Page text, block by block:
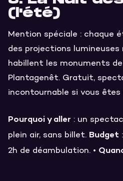
(l'été)
Mention spéciale : chaque
des projections lumineuses
habillent les monuments
Plantagenêt. Gratuit,
incontournable si vous êtes
Pourquoi y aller : un
plein air, sans billet. Budget
2h de déambulation. •